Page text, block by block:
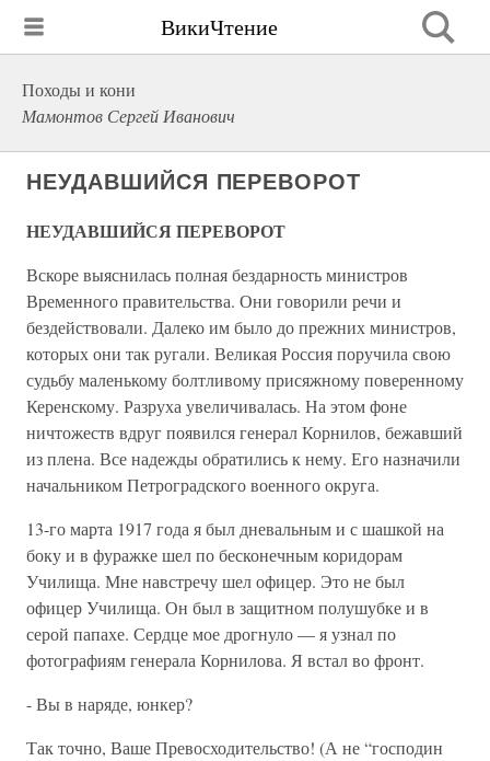
ВикиЧтение
Походы и кони
Мамонтов Сергей Иванович
НЕУДАВШИЙСЯ ПЕРЕВОРОТ
НЕУДАВШИЙСЯ ПЕРЕВОРОТ
Вскоре выяснилась полная бездарность министров
Временного правительства. Они говорили речи и
бездействовали. Далеко им было до прежних министров,
которых они так ругали. Великая Россия поручила свою
судьбу маленькому болтливому присяжному поверенному
Керенскому. Разруха увеличивалась. На этом фоне
ничтожеств вдруг появился генерал Корнилов, бежавший
из плена. Все надежды обратились к нему. Его назначили
начальником Петроградского военного округа.
13-го марта 1917 года я был дневальным и с шашкой на
боку и в фуражке шел по бесконечным коридорам
Училища. Мне навстречу шел офицер. Это не был
офицер Училища. Он был в защитном полушубке и в
серой папахе. Сердце мое дрогнуло — я узнал по
фотографиям генерала Корнилова. Я встал во фронт.
- Вы в наряде, юнкер?
Так точно, Ваше Превосходительство! (А не “господин